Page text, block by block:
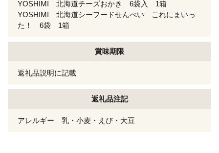
YOSHIMI 北海道チーズおかき 6袋入 1箱
YOSHIMI 北海道シーフードせんべい これにまいっ
た！ 6袋 1箱
賞味期限
返礼品説明に記載
返礼品注記
アレルギー 乳・小麦・えび・大豆